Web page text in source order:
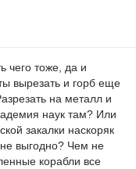
чего тоже, да и
вырезать и горб еще
на металл и
наук там? Или
закалки наскоряк
выгодно? Чем не
корабли все